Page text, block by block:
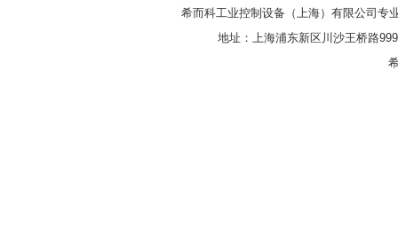
希而科工业控制设备（上海）有限公司专
地址：上海浦东新区川沙王桥路